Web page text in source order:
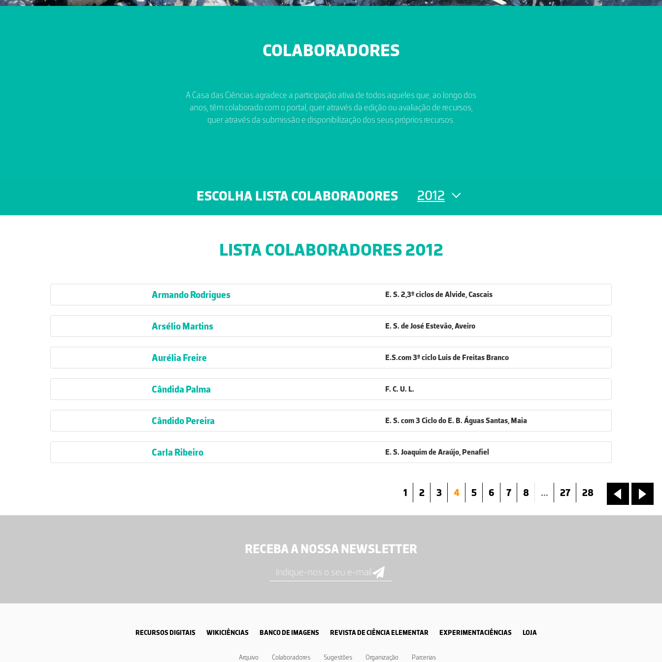
COLABORADORES
A Casa das Ciências agradece a participação ativa de todos aqueles que, ao longo dos
anos, têm colaborado com o portal, quer através da edição ou avaliação de recursos,
quer através da submissão e disponibilização dos seus próprios recursos.
ESCOLHA LISTA COLABORADORES 2012
LISTA COLABORADORES 2012
Armando Rodrigues E. S. 2,3º ciclos de Alvide, Cascais
Arsélio Martins E. S. de José Estevão, Aveiro
Aurélia Freire E.S.com 3º ciclo Luis de Freitas Branco
Cândida Palma F. C. U. L.
Cândido Pereira E. S. com 3 Ciclo do E. B. Águas Santas, Maia
Carla Ribeiro E. S. Joaquim de Araújo, Penafiel
«
1 2 3 4 5 6 7 8 ... 27 28 »
RECEBA A NOSSA NEWSLETTER
RECURSOS DIGITAIS WIKICIÊNCIAS BANCO DE IMAGENS REVISTA DE CIÊNCIA ELEMENTAR EXPERIMENTACIÊNCIAS LOJA
Arquivo Colaboradores Sugestões Organização Parcerias